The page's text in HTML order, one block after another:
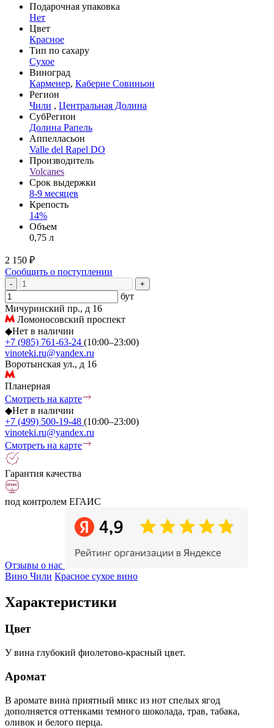
Подарочная упаковка
Нет
Цвет
Красное
Тип по сахару
Сухое
Виноград
Карменер, Каберне Совиньон
Регион
Чили , Центральная Долина
СубРегион
Долина Рапель
Аппелласьон
Valle del Rapel DO
Производитель
Volcanes
Срок выдержки
8-9 месяцев
Крепость
14%
Объем
0,75 л
2 150 ₽
Сообщить о поступлении
- +
бут
Мичуринский пр., д 16
Ломоносовский проспект
◆Нет в наличии
+7 (985) 761-63-24 (10:00–23:00)
vinoteki.ru@yandex.ru
Воротынская ул., д 16
Планерная
Смотреть на карте
◆Нет в наличии
+7 (499) 500-19-48 (10:00–23:00)
vinoteki.ru@yandex.ru
Смотреть на карте
Гарантия качества
под контролем ЕГАИС
Отзывы о нас
Вино Чили Красное сухое вино
Характеристики
Цвет
У вина глубокий фиолетово-красный цвет.
Аромат
В аромате вина приятный микс из нот спелых ягод
дополняется оттенками темного шоколада, трав, табака,
оливок и белого перца.